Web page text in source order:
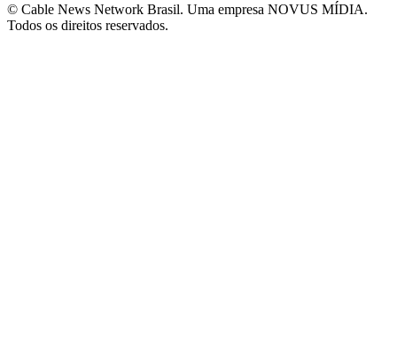
© Cable News Network Brasil. Uma empresa NOVUS MÍDIA.
Todos os direitos reservados.